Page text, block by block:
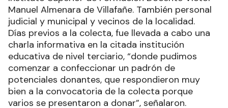
Manuel Almenara de Villafañe. También personal
judicial y municipal y vecinos de la localidad.
Días previos a la colecta, fue llevada a cabo una
charla informativa en la citada institución
educativa de nivel terciario, “donde pudimos
comenzar a confeccionar un padrón de
potenciales donantes, que respondieron muy
bien a la convocatoria de la colecta porque
varios se presentaron a donar”, señalaron.